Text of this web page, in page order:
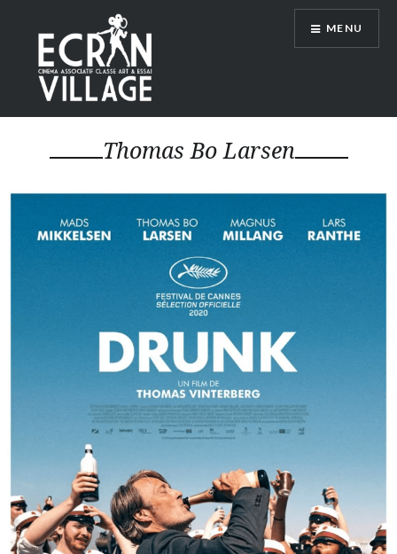
contenu
principal
ÉCRAN VILLAGE
MENU
Thomas Bo Larsen